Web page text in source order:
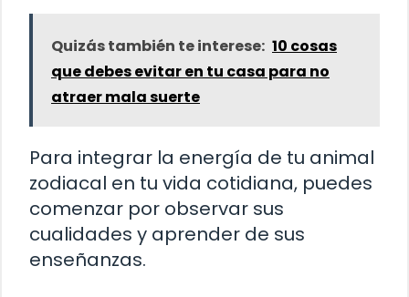
Quizás también te interese: 10 cosas
que debes evitar en tu casa para no
atraer mala suerte
Para integrar la energía de tu animal
zodiacal en tu vida cotidiana, puedes
comenzar por observar sus
cualidades y aprender de sus
enseñanzas.